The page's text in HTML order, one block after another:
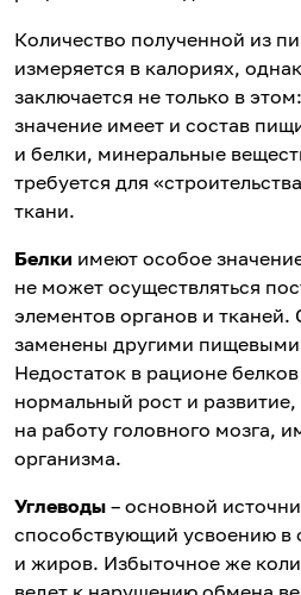
Количество полученной из
измеряется в калориях,
заключается не только в
значение имеет и состав
и белки, минеральные
требуется для
ткани.
Белки имеют особое
не может осуществляться
элементов органов и тканей.
заменены другими
Недостаток в рационе
нормальный рост и развитие,
на работу головного мозга,
организма.
Углеводы – основной
способствующий усвоению в
и жиров. Избыточное же